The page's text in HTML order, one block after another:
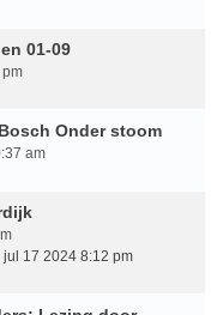
01-09
Onder stoom
am
jul 17 2024 8:12 pm